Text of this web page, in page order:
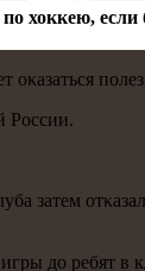
хоккею, если
России.
затем
до ребят